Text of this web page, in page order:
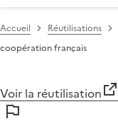
Accueil Réutilisations
coopération français
Voir la réutilisation